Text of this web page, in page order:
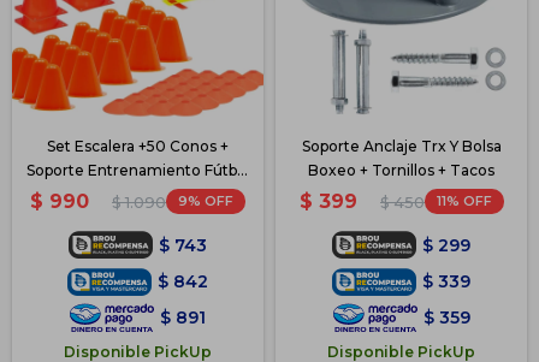
Set Escalera +50 Conos +
Soporte Entrenamiento Fútbol
- 1
$ 990 $ 1.090 9
$ 743
$ 842
$ 891
Disponible PickUp
Soporte Anclaje Trx Y Bolsa
Boxeo + Tornillos + Tacos
$ 399 $ 450 11
$ 299
$ 339
$ 359
Disponible PickUp